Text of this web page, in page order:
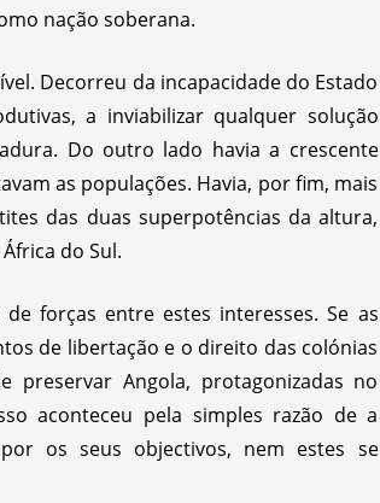
nação soberana.
Decorreu da incapacidade do Estado
a inviabilizar qualquer solução
Do outro lado havia a crescente
as populações. Havia, por fim, mais
das duas superpotências da altura,
do Sul.
forças entre estes interesses. Se as
de libertação e o direito das colónias
Angola, protagonizadas no
aconteceu pela simples razão de a
os seus objectivos, nem estes se